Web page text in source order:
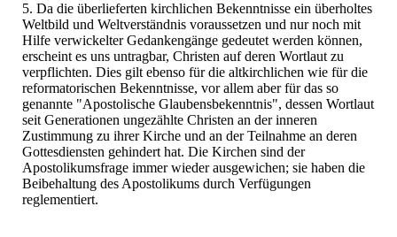
5. Da die überlieferten kirchlichen Bekenntnisse ein überholtes
Weltbild und Weltverständnis voraussetzen und nur noch mit
Hilfe verwickelter Gedankengänge gedeutet werden können,
erscheint es uns untragbar, Christen auf deren Wortlaut zu
verpflichten. Dies gilt ebenso für die altkirchlichen wie für die
reformatorischen Bekenntnisse, vor allem aber für das so
genannte "Apostolische Glaubensbekenntnis", dessen Wortlaut
seit Generationen ungezählte Christen an der inneren
Zustimmung zu ihrer Kirche und an der Teilnahme an deren
Gottesdiensten gehindert hat. Die Kirchen sind der
Apostolikumsfrage immer wieder ausgewichen; sie haben die
Beibehaltung des Apostolikums durch Verfügungen
reglementiert.